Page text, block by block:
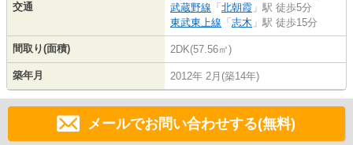
交通
武蔵野線 「 北朝霞 」駅 徒歩5分
東武東上線 「 志木 」駅 徒歩15分
間取り(面積) 2DK(57.56㎡)
築年月 2012年 2月(築14年)
メールでお問い合わせする(無料)